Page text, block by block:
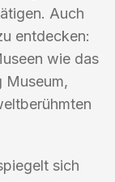
Auch
entdecken:
wie das
Museum,
sich